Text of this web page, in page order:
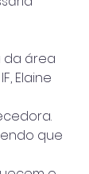
da área
Elaine
que